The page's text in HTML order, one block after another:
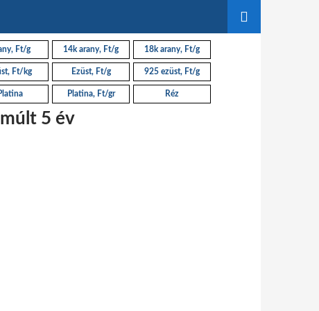
5 év
Ft/g 14k arany, Ft/g 18k arany, Ft/g
Ft/kg Ezüst, Ft/g 925 ezüst, Ft/g
Platina, Ft/gr Réz